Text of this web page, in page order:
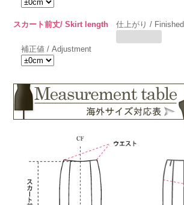
スカート前丈/ Skirt length 仕上がり / Finished
補正値 / Adjustment